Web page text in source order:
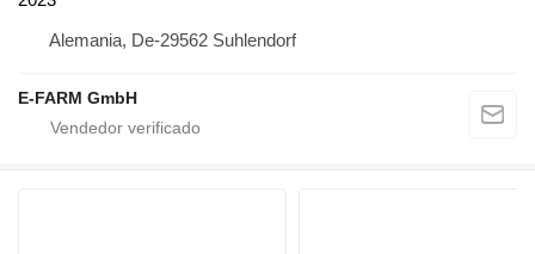
Alemania, De-29562 Suhlendorf
E-FARM GmbH